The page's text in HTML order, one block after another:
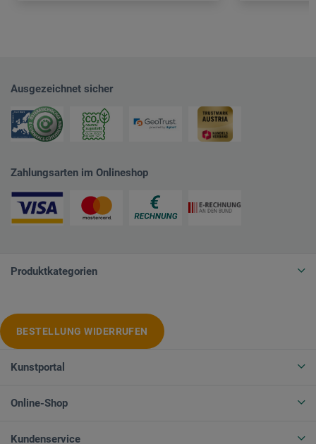
Ausgezeichnet sicher
Zahlungsarten im Onlineshop
Produktkategorien
BESTELLUNG WIDERRUFEN
Kunstportal
Online-Shop
Kundenservice